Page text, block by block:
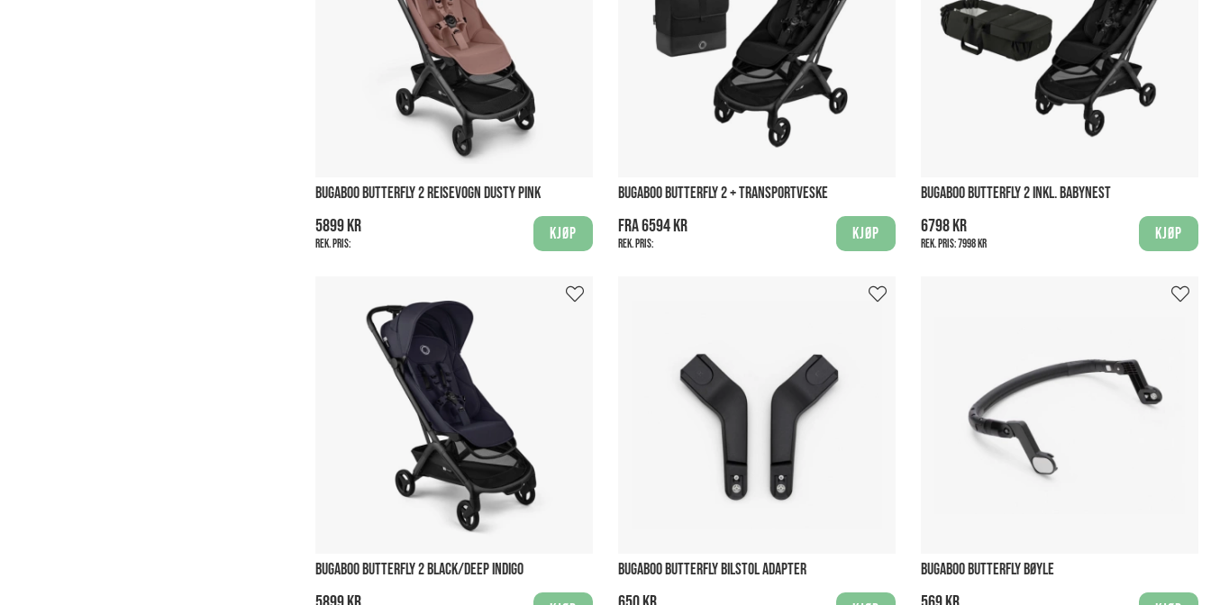
BUGABOO BUTTERFLY 2 REISEVOGN DUSTY PINK
5899 kr
Rek. pris:
Kjøp
BUGABOO BUTTERFLY 2 + TRANSPORTVESKE
Fra 6594 kr
Rek. pris:
Kjøp
BUGABOO BUTTERFLY 2 INKL. BABYNEST
6798 kr
Rek. pris:7998 kr
Kjøp
BUGABOO BUTTERFLY 2 BLACK/DEEP INDIGO BUGABOO BUTTERFLY BILSTOL ADAPTER BUGABOO BUTTERFLY BØYLE